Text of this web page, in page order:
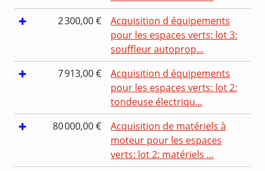
2 300,00 €
Acquisition d équipements
pour les espaces verts: lot 3:
souffleur autoprop...
7 913,00 €
Acquisition d équipements
pour les espaces verts: lot 2:
tondeuse électriqu...
80 000,00 €
Acquisition de matériels à
moteur pour les espaces
verts: lot 2: matériels ...